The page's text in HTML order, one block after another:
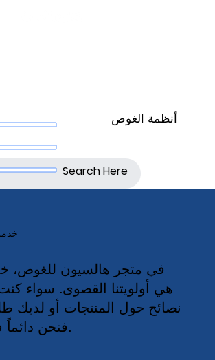
أنظمة الغوص
في متجر هالسيون للغوص،
هي أولويتنا القصوى. سواء
نصائح حول المنتجات أو لديك
فنحن دائماً في خدمتكم.